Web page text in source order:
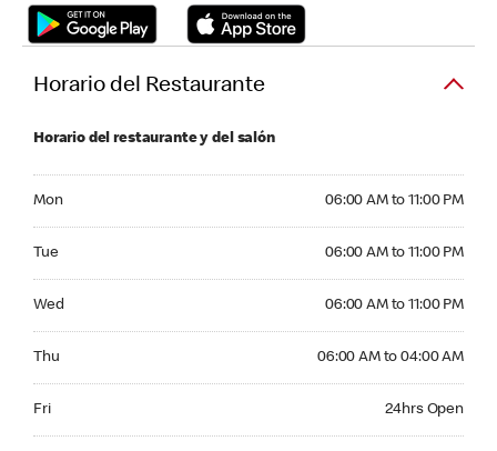
Horario del Restaurante
Horario del restaurante y del salón
Mon 06:00 AM to 11:00 PM
Tue 06:00 AM to 11:00 PM
Wed 06:00 AM to 11:00 PM
Thu 06:00 AM to 04:00 AM
Fri 24hrs Open